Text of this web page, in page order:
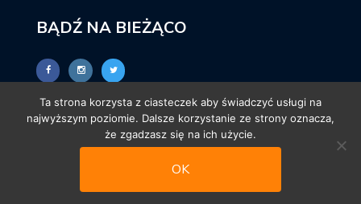
BĄDŹ NA BIEŻĄCO
© promocjeksiazkowe.pl
Ta strona korzysta z ciasteczek aby świadczyć usługi na
najwyższym poziomie. Dalsze korzystanie ze strony oznacza,
że zgadzasz się na ich użycie.
OK